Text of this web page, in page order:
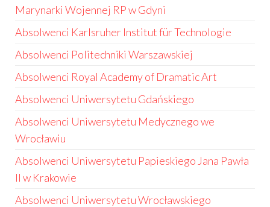
Marynarki Wojennej RP w Gdyni
Absolwenci Karlsruher Institut für Technologie
Absolwenci Politechniki Warszawskiej
Absolwenci Royal Academy of Dramatic Art
Absolwenci Uniwersytetu Gdańskiego
Absolwenci Uniwersytetu Medycznego we
Wrocławiu
Absolwenci Uniwersytetu Papieskiego Jana Pawła
II w Krakowie
Absolwenci Uniwersytetu Wrocławskiego